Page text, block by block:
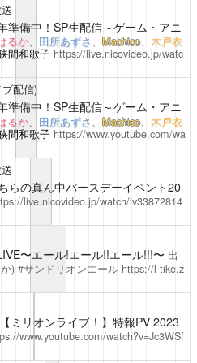
準備中！SP生配信～ゲーム・アニ
るか、 田所あずさ、 Machico、 木戸衣
間和歌子 https://live.nicovideo.jp/watc
ブ配信)
準備中！SP生配信～ゲーム・アニ
るか、 田所あずさ Machico、 木戸衣
間和歌子 https://www.youtube.com/wa
らの真ん中バースデーイベント20
live.nicovideo.jp/watch/lv33872814
〜エール!エール!!エール!!!〜 出
) #サンドリオンエール https://l-tike.z
ミリオンライブ！】特報PV 2023
www.youtube.com/watch?v=Jc3WSf